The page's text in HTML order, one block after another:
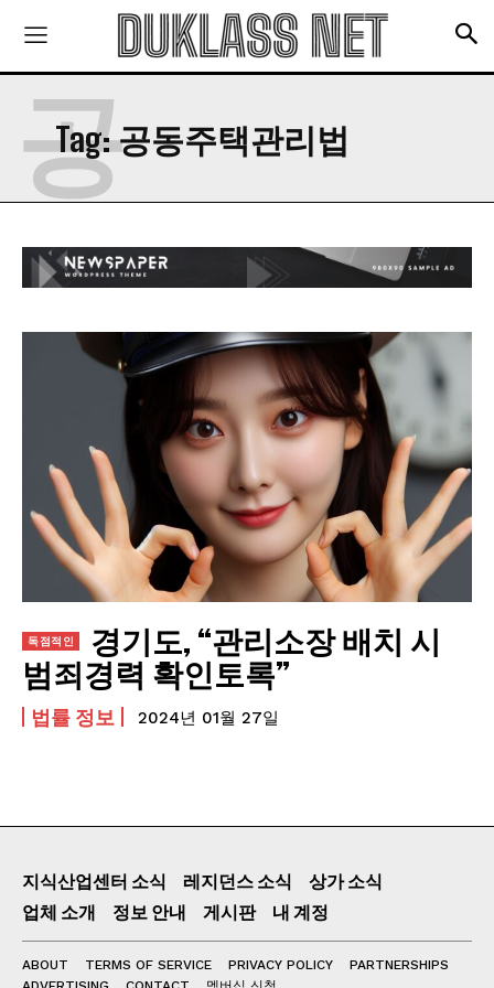
의 총체적 문제와 해결 방안
충격!!! 결국 관리소 철수!!! 대비책은?
건강 정보
당신이 잠든 사이 혈압이 오른다면?
“비슷하지만 달라”…참기름vs들기름, 차이점은?
적당한 술은 건강에 좋다? 적어도 무조건 독
‘건강 노년’ 준비하는 ‘중년 고혈압’ 건강법 5
맛집 정보
경남 남해의 숨은 맛집: 화랑갈비
천현한우집-한우 농장 운영하는 30년 된 숙성한
맛있게 소고기를 구워 먹는 방법 5가지
맛있는 쭈꾸미 요리와 맛집 추천
짜장면을 맛있게 먹는 방법! 맛집 추천
법률 정보
관리비 미납으로 경매 처분 위기에 처했을 때, 어
떻게 대처해야 할까?
투자 사기 유형과 피해 최소화를 위한 주의사항
관리비 미납으로 3년만 버티면 된다?
DUKLASS NET
ABOUT
TERMS OF SERVICE
구독 신청
Tag:공동주택관리법
공
경기도, “관리소장 배치 시
범죄경력 확인토록”
법률 정보 2024년 01월 27일
지식산업센터 소식 레지던스 소식
상가 소식
업체 소개
정보 안내 게시판 내 계정
ABOUT TERMS OF SERVICE PRIVACY POLICY
PARTNERSHIPS